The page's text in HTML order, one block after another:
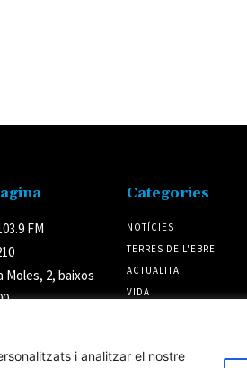
i analitzar el nostre
FM
Moles, 2, baixos
Categories
NOTÍCIES
TERRES DE L'EBRE
ACTUALITAT
VIDA